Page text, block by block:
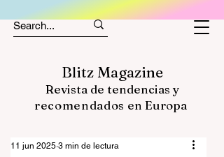
Blitz Magazine
Revista de tendencias y
recomendados en Europa
11 jun 2025 3 min de lectura